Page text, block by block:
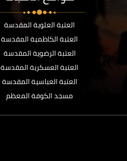
العتبة العلوية المقدسة
العتبة الكاظمية المقدسة
العتبة الرضوية المقدسة
العتبة العسكرية المقدسة
العتبة العباسية المقدسة
مسجد الكوفة المعظم